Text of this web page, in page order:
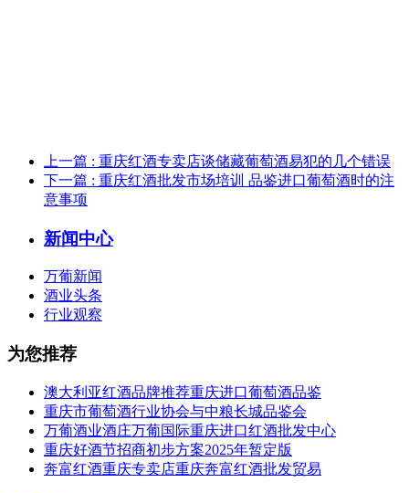
上一篇 : 重庆红酒专卖店谈储藏葡萄酒易犯的几个错误
下一篇 : 重庆红酒批发市场培训 品鉴进口葡萄酒时的注
意事项
新闻中心
万葡新闻
酒业头条
行业观察
为您推荐
澳大利亚红酒品牌推荐重庆进口葡萄酒品鉴
重庆市葡萄酒行业协会与中粮长城品鉴会
万葡酒业酒庄万葡国际重庆进口红酒批发中心
重庆好酒节招商初步方案2025年暂定版
奔富红酒重庆专卖店重庆奔富红酒批发贸易